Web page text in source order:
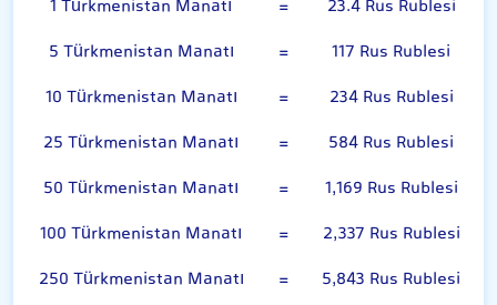
1 Türkmenistan Manatı =
23.4 Rus Rublesi
5 Türkmenistan Manatı
=
117 Rus Rublesi
10 Türkmenistan Manatı
=
234 Rus Rublesi
25 Türkmenistan Manatı
=
584 Rus Rublesi
50 Türkmenistan Manatı
=
1,169 Rus Rublesi
100 Türkmenistan Manatı
=
2,337 Rus Rublesi
250 Türkmenistan Manatı
=
5,843 Rus Rublesi